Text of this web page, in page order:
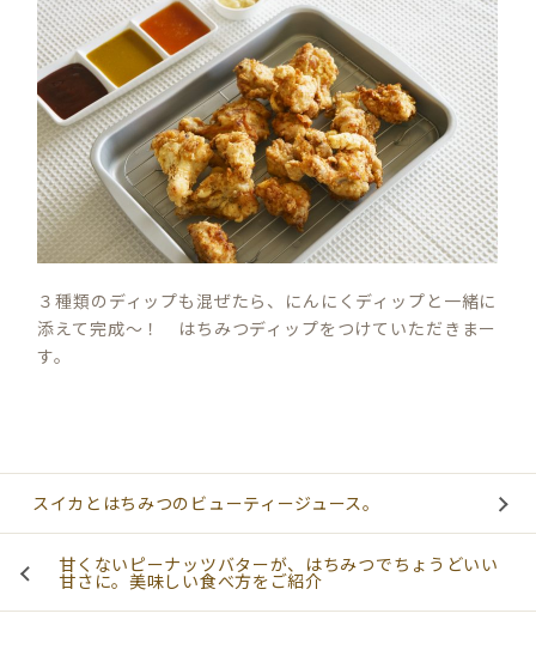
３種類のディップも混ぜたら、にんにくディップと一緒に
添えて完成～！ はちみつディップをつけていただきまー
す。
スイカとはちみつのビューティージュース。
甘くないピーナッツバターが、はちみつでちょうどいい
甘さに。美味しい食べ方をご紹介